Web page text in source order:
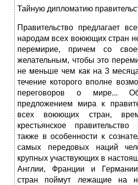
Тайную дипломатию
Правительство предлагает
народам всех воюющих стран
перемирие, причем со
желательным, чтобы это
не меньше чем как на 3
течение которого вполне
переговоров о мире...
предложением мира к
всех воюющих стран,
крестьянское
также в особенности к
самых передовых наций
крупных участвующих в
Англии, Франции и
стран поймут лежащие на